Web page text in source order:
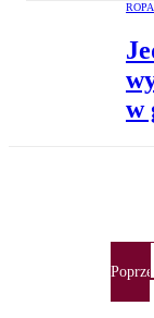
ROPA
w